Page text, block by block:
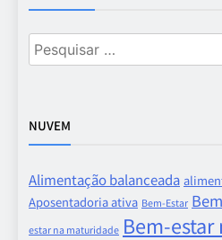
Pesquisar
por:
NUVEM
Alimentação balanceada
Aposentadoria ativa Bem-Estar
estar na maturidade Bem-estar